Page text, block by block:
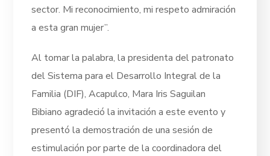
sector. Mi reconocimiento, mi respeto admiración
a esta gran mujer”.
Al tomar la palabra, la presidenta del patronato
del Sistema para el Desarrollo Integral de la
Familia (DIF), Acapulco, Mara Iris Saguilan
Bibiano agradeció la invitación a este evento y
presentó la demostración de una sesión de
estimulación por parte de la coordinadora del